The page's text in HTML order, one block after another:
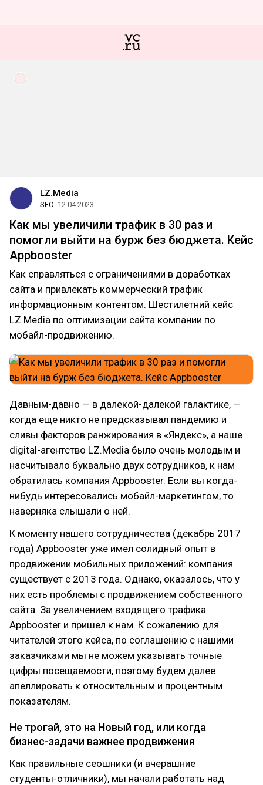
LZ.Media
SEO 12.04.2023
Как мы увеличили трафик в 30 раз и
помогли выйти на бурж без бюджета. Кейс
Appbooster
Как справляться с ограничениями в доработках
сайта и привлекать коммерческий трафик
информационным контентом. Шестилетний кейс
LZ.Media по оптимизации сайта компании по
мобайл-продвижению.
Давным-давно — в далекой-далекой галактике, —
когда еще никто не предсказывал пандемию и
сливы факторов ранжирования в «Яндекс», а наше
digital-агентство LZ.Media было очень молодым и
насчитывало буквально двух сотрудников, к нам
обратилась компания Appbooster. Если вы когда-
нибудь интересовались мобайл-маркетингом, то
наверняка слышали о ней.
К моменту нашего сотрудничества (декабрь 2017
года) Appbooster уже имел солидный опыт в
продвижении мобильных приложений: компания
существует с 2013 года. Однако, оказалось, что у
них есть проблемы с продвижением собственного
сайта. За увеличением входящего трафика
Appbooster и пришел к нам. К сожалению для
читателей этого кейса, по соглашению с нашими
заказчиками мы не можем указывать точные
цифры посещаемости, поэтому будем далее
апеллировать к относительным и процентным
показателям.
Не трогай, это на Новый год, или когда
бизнес-задачи важнее продвижения
Как правильные сеошники (и вчерашние
студенты-отличники), мы начали работать над